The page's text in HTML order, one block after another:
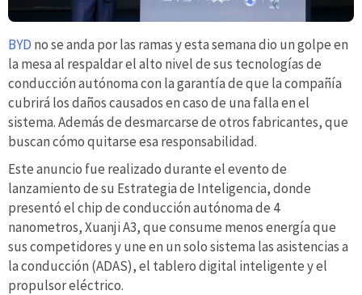
BYD no se anda por las ramas y esta semana dio un golpe en
la mesa al respaldar el alto nivel de sus tecnologías de
conducción autónoma con la garantía de que la compañía
cubrirá los daños causados en caso de una falla en el
sistema. Además de desmarcarse de otros fabricantes, que
buscan cómo quitarse esa responsabilidad.
Este anuncio fue realizado durante el evento de
lanzamiento de su Estrategia de Inteligencia, donde
presentó el chip de conducción autónoma de 4
nanometros, Xuanji A3, que consume menos energía que
sus competidores y une en un solo sistema las asistencias a
la conducción (ADAS), el tablero digital inteligente y el
propulsor eléctrico.